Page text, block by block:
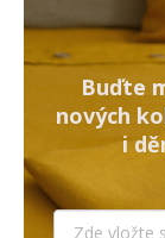
Buďte
nových
i